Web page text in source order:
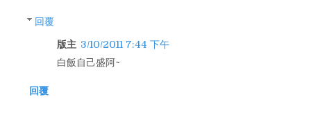
回覆
版主 3/10/2011 7:44 下午
白飯自己盛阿~
回覆